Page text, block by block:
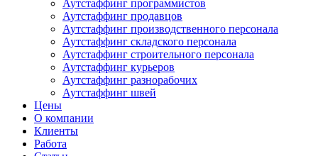
Аутстаффинг программистов
Аутстаффинг продавцов
Аутстаффинг производственного персонала
Аутстаффинг складского персонала
Аутстаффинг строительного персонала
Аутстаффинг курьеров
Аутстаффинг разнорабочих
Аутстаффинг швей
Цены
О компании
Клиенты
Работа